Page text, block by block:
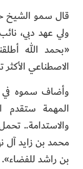
تكنولوجيا
من العالم
الأكثر قراءة
قال سمو الشيخ
ولي عهد دبي،
«بحمد الله
الاصطناعي الأكثر
وأضاف سموه
المهمة ستقدم
والاستدامة..
محمد بن زايد آل
بن راشد للفضاء».